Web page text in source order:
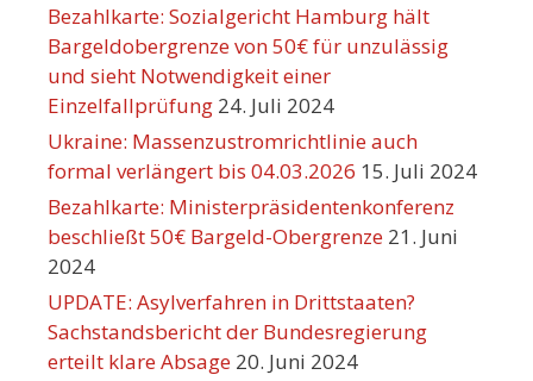
Bezahlkarte: Sozialgericht Hamburg hält
Bargeldobergrenze von 50€ für unzulässig
und sieht Notwendigkeit einer
Einzelfallprüfung 24. Juli 2024
Ukraine: Massenzustromrichtlinie auch
formal verlängert bis 04.03.2026 15. Juli 2024
Bezahlkarte: Ministerpräsidentenkonferenz
beschließt 50€ Bargeld-Obergrenze 21. Juni
2024
UPDATE: Asylverfahren in Drittstaaten?
Sachstandsbericht der Bundesregierung
erteilt klare Absage 20. Juni 2024